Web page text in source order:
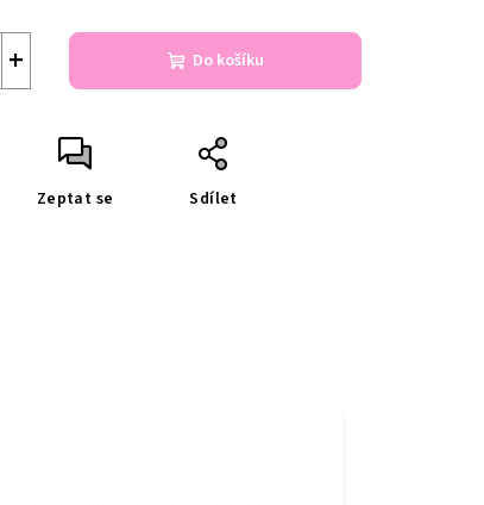
+ Do košíku
Zeptat se Sdílet